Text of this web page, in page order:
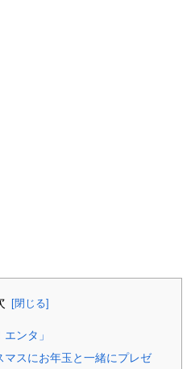
ンタ」
マスにお年玉と一緒にプレゼ